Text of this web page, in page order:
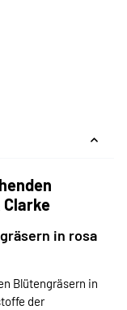
Clarke
in rosa
Blütengräsern in
der